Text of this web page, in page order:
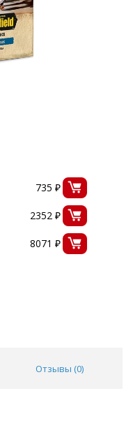
735 ₽
2352 ₽
8071 ₽
Отзывы (0)